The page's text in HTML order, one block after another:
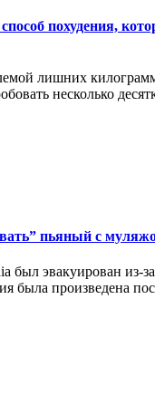
похудения,
лишних
несколько
пьяный с
был эвакуирован из-за
была произведена